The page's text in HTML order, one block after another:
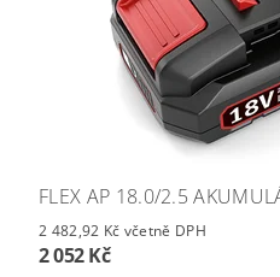
FLEX AP 18.0/2.5
2 482,92 Kč včetně DPH
2 052 Kč